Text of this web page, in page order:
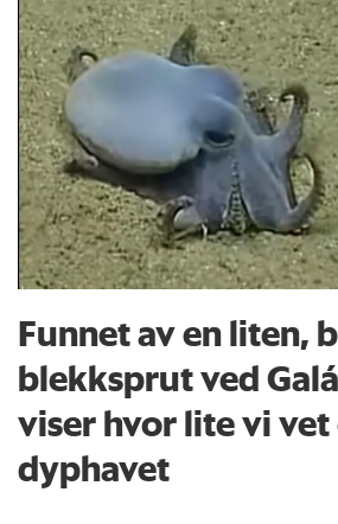
Funnet av en liten,
blekksprut ved
viser hvor lite vi vet
dyphavet